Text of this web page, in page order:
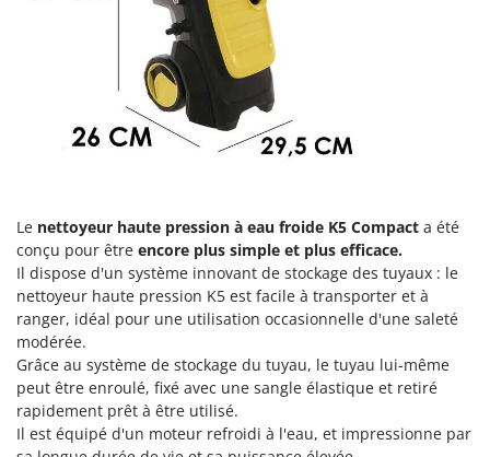
Groupes électrogènes
Gyrobroyeurs à lame pour tracteur
Haches - Cognées et Hachettes
Hachoirs à viande
L
Lames à neige
Lames niveleuses pour tracteur
Lave-vitres
Lieuses électriques pour vignes
M
Machines à pâtes
Einhell
Enotecnica Pillan
Eschenfelder
EuroMech
Eurosystems
F
FAC
Fama Industrie
Le nettoyeur haute pression à eau froide K5 Compact a été
conçu pour être encore plus simple et plus efficace.
Il dispose d'un système innovant de stockage des tuyaux : le
nettoyeur haute pression K5 est facile à transporter et à
ranger, idéal pour une utilisation occasionnelle d'une saleté
modérée.
Grâce au système de stockage du tuyau, le tuyau lui-même
peut être enroulé, fixé avec une sangle élastique et retiré
rapidement prêt à être utilisé.
Il est équipé d'un moteur refroidi à l'eau, et impressionne par